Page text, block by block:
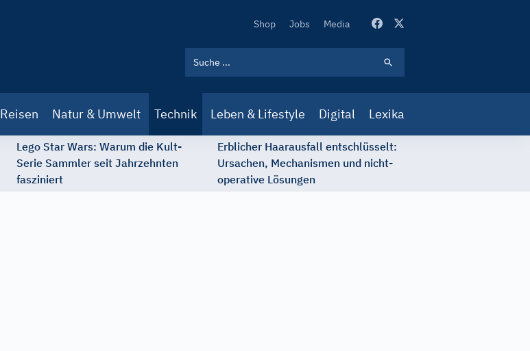
Secondary
Shop Jobs Media
Reisen Natur & Umwelt Technik Leben & Lifestyle Digital Lexika
Lego Star Wars: Warum die Kult-
Serie Sammler seit Jahrzehnten
fasziniert
Erblicher Haarausfall entschlüsselt:
Ursachen, Mechanismen und nicht-
operative Lösungen